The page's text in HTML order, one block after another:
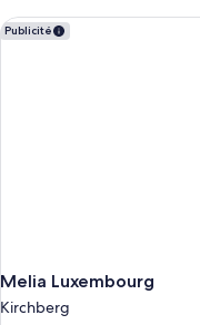
Room
Royal
Double
Publicité
Melia Luxembourg
Kirchberg
Melia Luxembourg